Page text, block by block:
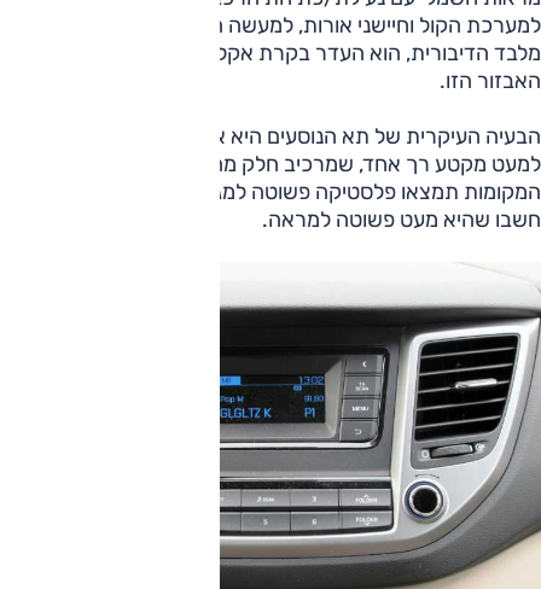
למערכת הקול וחיישני אורות, למעשה החיסרון המשמעותי היחיד,
מלבד הדיבורית, הוא העדר בקרת אקלים, שאינה מוצעת ברמת
האבזור הזו.
הבעיה העיקרית של תא הנוסעים היא איכות החומרים הפשוטה.
למעט מקטע רך אחד, שמרכיב חלק מהדשבורד, בכל שאר
המקומות תמצאו פלסטיקה פשוטה למגע, שחלק מהבוחנים גם
חשבו שהיא מעט פשוטה למראה.